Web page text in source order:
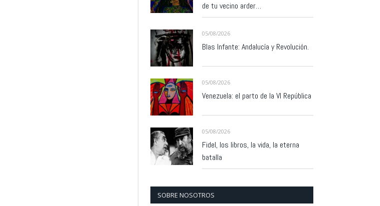
de tu vecino arder…
05/08/2026
Blas Infante: Andalucía y Revolución.
05/08/2026
Venezuela: el parto de la VI República
05/08/2026
Fidel, los libros, la vida, la eterna
batalla
SOBRE NOSOTROS